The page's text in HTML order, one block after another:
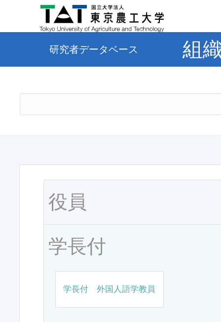
研究者データベース 組
役員
学長付
学長付 外国人語学教員